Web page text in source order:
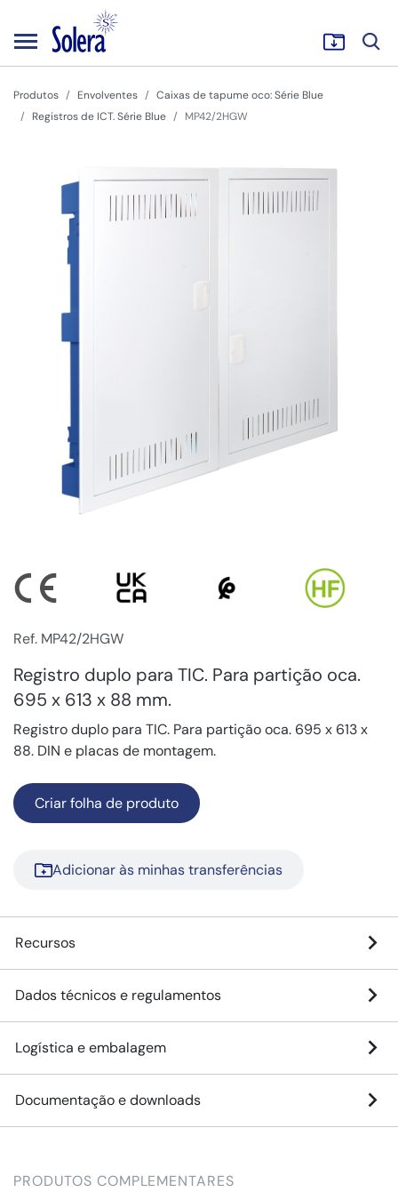
Produtos Envolventes
Caixas de tapume oco: Série Blue
Registros de ICT. Série Blue
MP42/2HGW
Ref. MP42/2HGW
Registro duplo para TIC. Para partição oca.
695 x 613 x 88 mm.
Registro duplo para TIC. Para partição oca. 695 x 613 x
88. DIN e placas de montagem.
Criar folha de produto
Adicionar às minhas transferências
Recursos
Dados técnicos e regulamentos
Logística e embalagem
Documentação e downloads
PRODUTOS COMPLEMENTARES